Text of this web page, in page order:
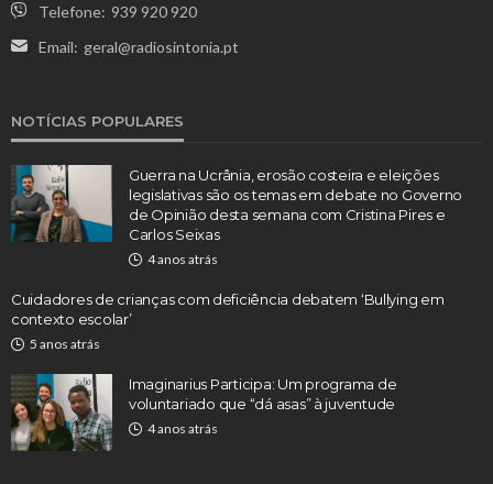
Telefone: 939 920 920
Email: geral@radiosintonia.pt
NOTÍCIAS POPULARES
Guerra na Ucrânia, erosão costeira e eleições
legislativas são os temas em debate no Governo
de Opinião desta semana com Cristina Pires e
Carlos Seixas
4 anos atrás
Cuidadores de crianças com deficiência debatem ‘Bullying em
contexto escolar’
5 anos atrás
Imaginarius Participa: Um programa de
voluntariado que “dá asas” à juventude
4 anos atrás